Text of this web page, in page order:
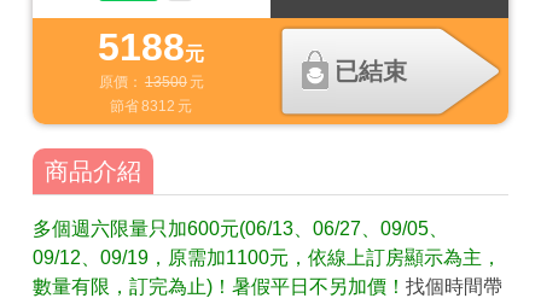
5188元
原價： 13500 元
節省8312 元
已結束
商品介紹
多個週六限量只加600元(06/13、06/27、09/05、
09/12、09/19，原需加1100元，依線上訂房顯示為主，
數量有限，訂完為止)！暑假平日不另加價！ 找個時間帶